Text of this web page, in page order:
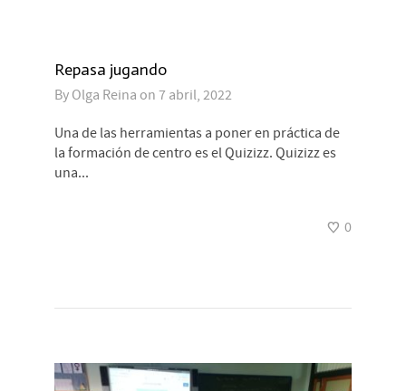
Repasa jugando
By Olga Reina on 7 abril, 2022
Una de las herramientas a poner en práctica de
la formación de centro es el Quizizz. Quizizz es
una...
0